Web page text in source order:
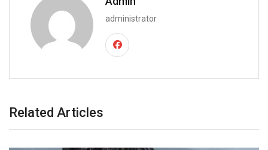
administrator
Related Articles